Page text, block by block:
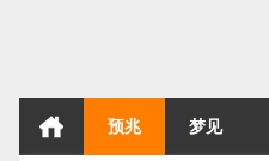
预兆 梦见